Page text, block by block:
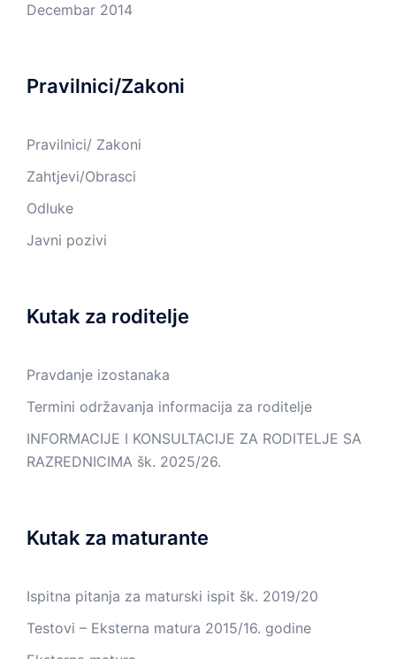
Decembar 2014
Pravilnici/Zakoni
Pravilnici/ Zakoni
Zahtjevi/Obrasci
Odluke
Javni pozivi
Kutak za roditelje
Pravdanje izostanaka
Termini održavanja informacija za roditelje
INFORMACIJE I KONSULTACIJE ZA RODITELJE SA
RAZREDNICIMA šk. 2025/26.
Kutak za maturante
Ispitna pitanja za maturski ispit šk. 2019/20
Testovi – Eksterna matura 2015/16. godine